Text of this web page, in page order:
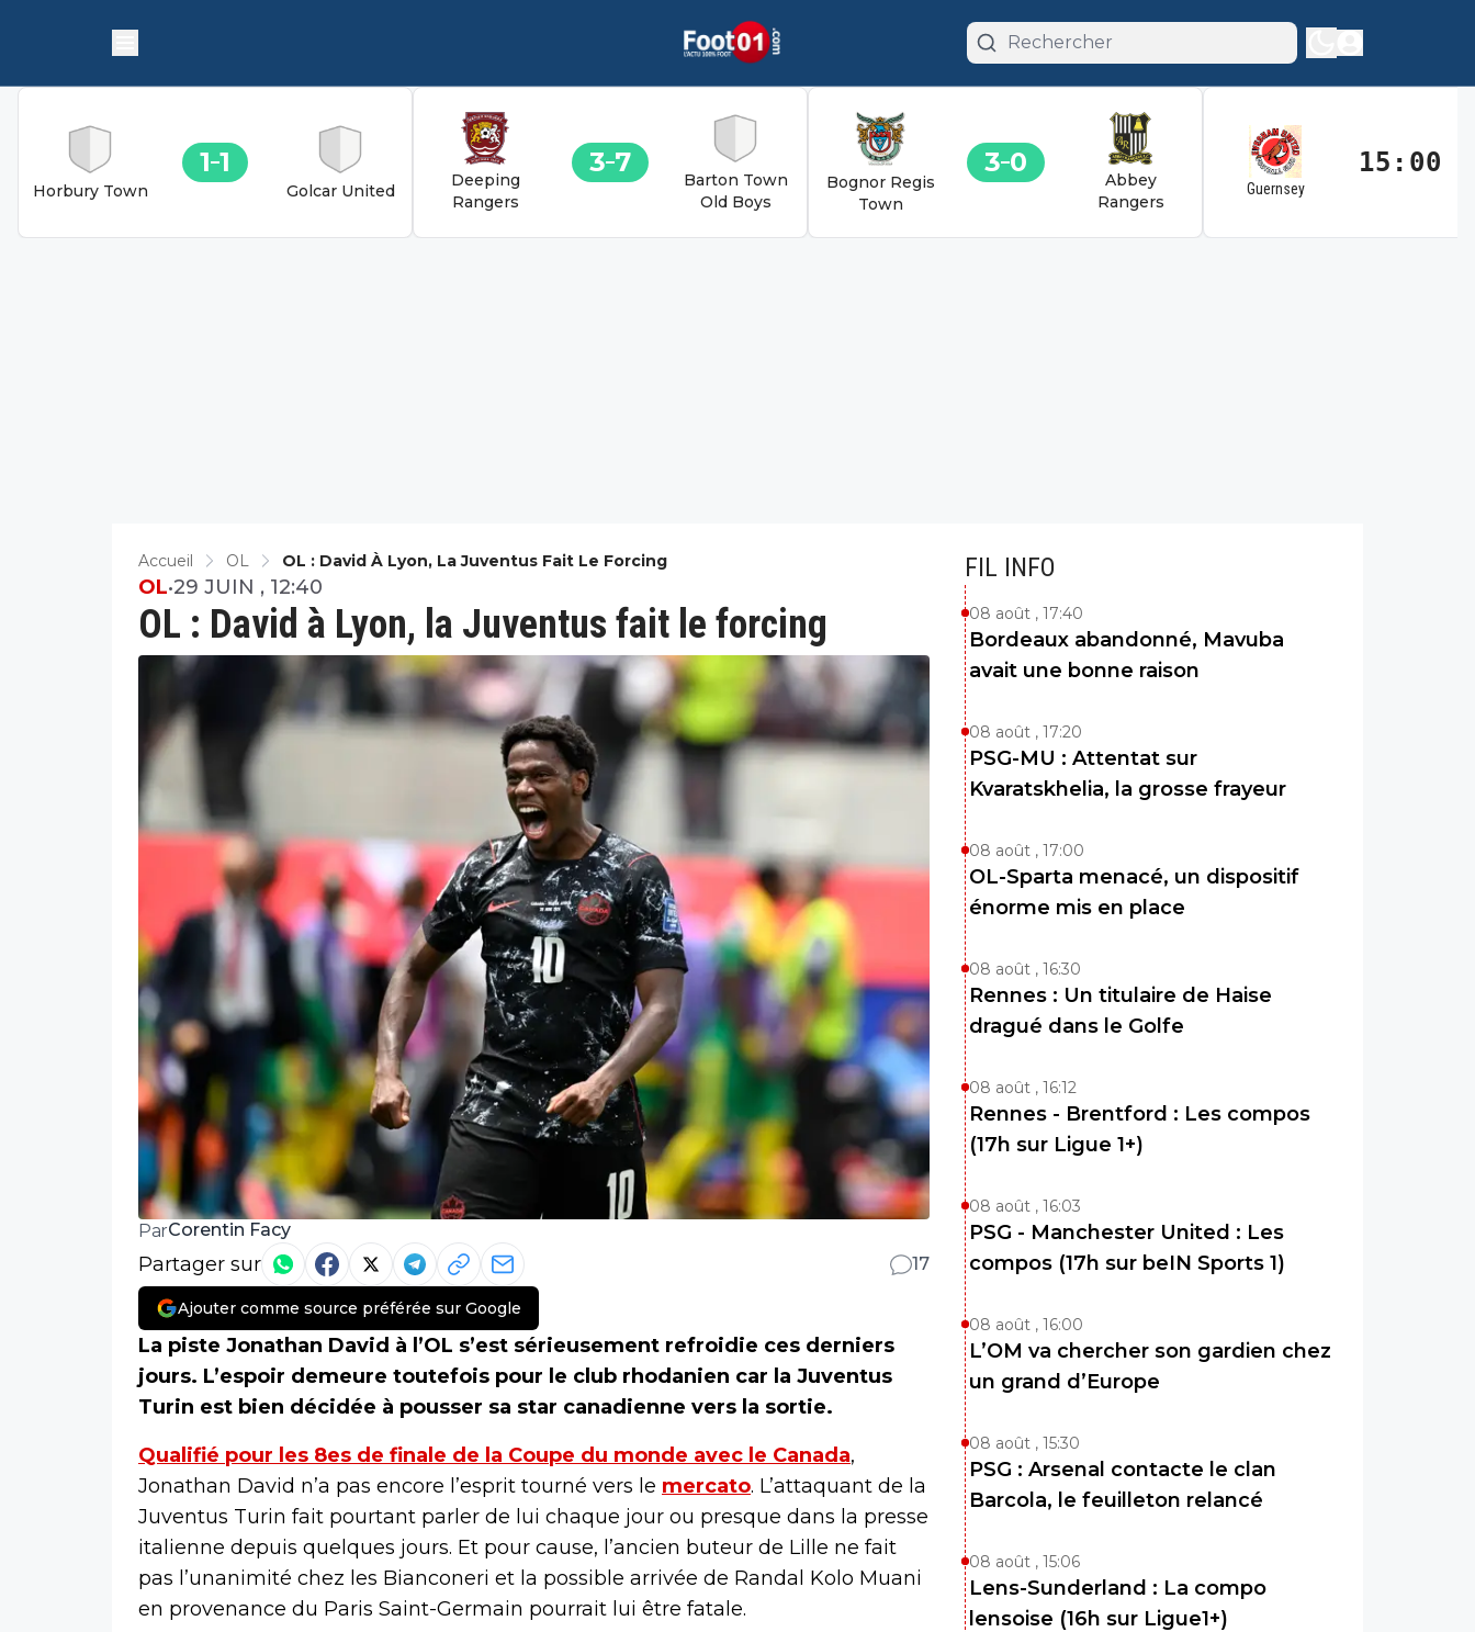
Horbury Town
1 1
Golcar United
Deeping
Rangers
3 7
Barton Town
Old Boys
Bognor Regis
Town
3 0
Abbey
Rangers
Guernsey
15:00
Accueil OL OL : David À Lyon, La Juventus Fait Le Forcing
OL : David à Lyon, la Juventus fait le forcing
OL•29 JUIN , 12:40
ParCorentin Facy
Partager sur 17
Ajouter comme source préférée sur Google
La piste Jonathan David à l’OL s’est sérieusement refroidie ces derniers
jours. L’espoir demeure toutefois pour le club rhodanien car la Juventus
Turin est bien décidée à pousser sa star canadienne vers la sortie.
Qualifié pour les 8es de finale de la Coupe du monde avec le Canada,
Jonathan David n’a pas encore l’esprit tourné vers le mercato. L’attaquant de la
Juventus Turin fait pourtant parler de lui chaque jour ou presque dans la presse
italienne depuis quelques jours. Et pour cause, l’ancien buteur de Lille ne fait
pas l’unanimité chez les Bianconeri et la possible arrivée de Randal Kolo Muani
en provenance du Paris Saint-Germain pourrait lui être fatale.
FIL INFO
08 août , 17:40
Bordeaux abandonné, Mavuba
avait une bonne raison
08 août , 17:20
PSG-MU : Attentat sur
Kvaratskhelia, la grosse frayeur
08 août , 17:00
OL-Sparta menacé, un dispositif
énorme mis en place
08 août , 16:30
Rennes : Un titulaire de Haise
dragué dans le Golfe
08 août , 16:12
Rennes - Brentford : Les compos
(17h sur Ligue 1+)
08 août , 16:03
PSG - Manchester United : Les
compos (17h sur beIN Sports 1)
08 août , 16:00
L’OM va chercher son gardien chez
un grand d’Europe
08 août , 15:30
PSG : Arsenal contacte le clan
Barcola, le feuilleton relancé
08 août , 15:06
Lens-Sunderland : La compo
lensoise (16h sur Ligue1+)